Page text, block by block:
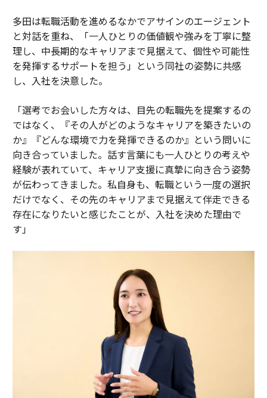
多田は転職活動を進めるなかでアサインのエージェント
と対話を重ね、「一人ひとりの価値観や強みを丁寧に整
理し、中長期的なキャリアまで見据えて、個性や可能性
を発揮するサポートを担う」という同社の姿勢に共感
し、入社を決意した。
「選考でお会いした方々は、目先の転職先を提案するの
ではなく、『その人がどのようなキャリアを築きたいの
か』『どんな環境で力を発揮できるのか』という問いに
向き合っていました。話す言葉にも一人ひとりの考えや
経験が表れていて、キャリア支援に真摯に向き合う姿勢
が伝わってきました。私自身も、転職という一度の選択
だけでなく、その先のキャリアまで見据えて伴走できる
存在になりたいと感じたことが、入社を決めた理由で
す」